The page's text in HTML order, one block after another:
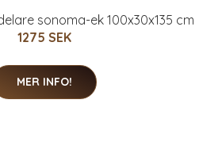
sonoma-ek 100x30x135 cm
1275 SEK
MER INFO!